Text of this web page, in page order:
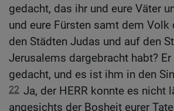
gedacht, das ihr und eure Väter
und eure Fürsten samt dem Volk
den Städten Judas und auf den
Jerusalems dargebracht habt? Er
gedacht, und es ist ihm in den
22 Ja, der HERR konnte es nicht
angesichts der Bosheit eurer